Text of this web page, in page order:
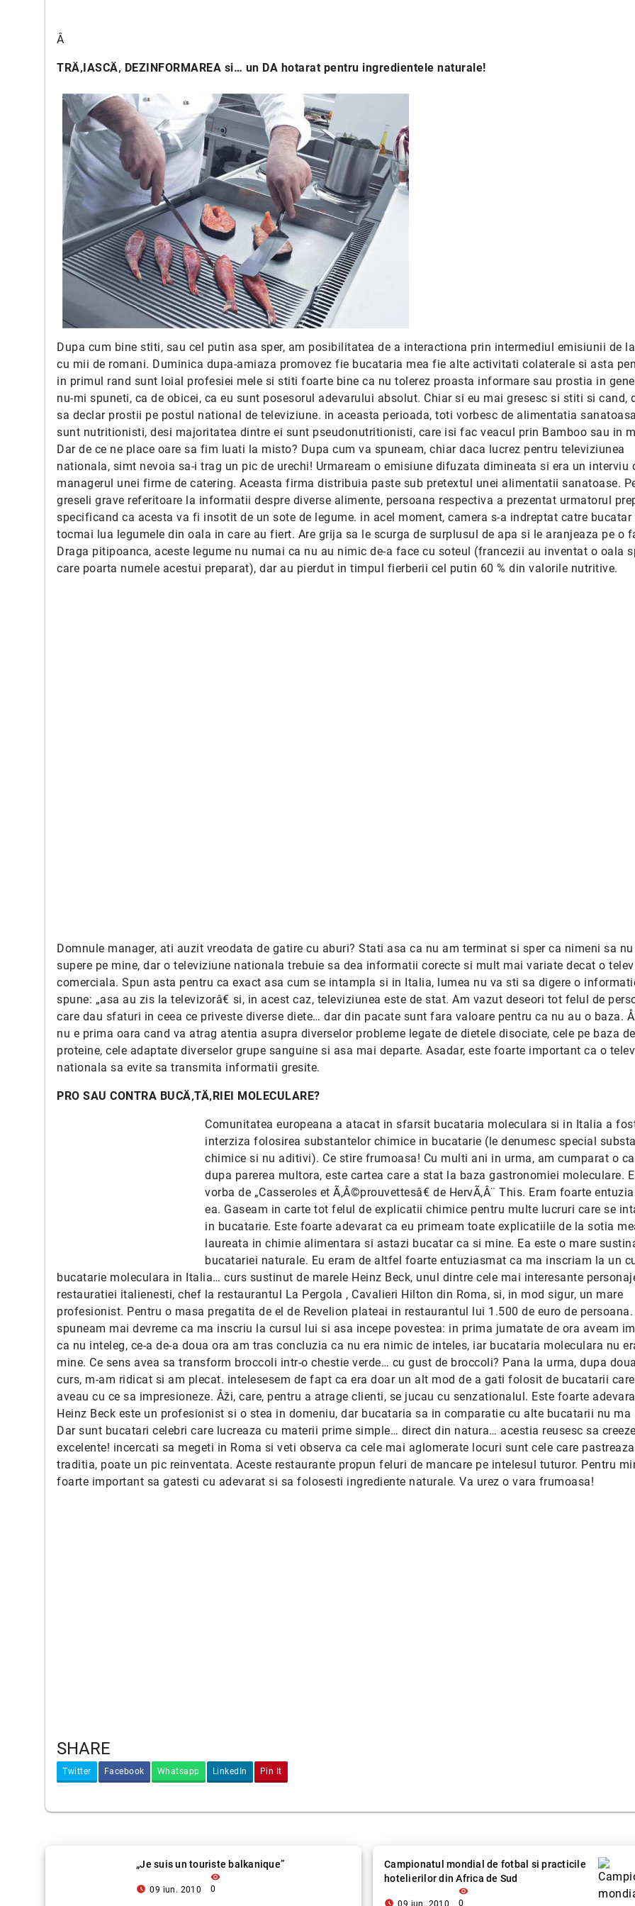
Â
TRÄ‚IASCÄ‚ DEZINFORMAREA si… un DA hotarat pentru ingredientele naturale!
Dupa cum bine stiti, sau cel putin asa sper, am posibilitatea de a interactiona prin intermediul emisiunii de
cu mii de romani. Duminica dupa-amiaza promovez fie bucataria mea fie alte activitati colaterale si asta
in primul rand sunt loial profesiei mele si stiti foarte bine ca nu tolerez proasta informare sau prostia in
nu-mi spuneti, ca de obicei, ca eu sunt posesorul adevarului absolut. Chiar si eu mai gresesc si stiti si cand,
sa declar prostii pe postul national de televiziune. in aceasta perioada, toti vorbesc de alimentatia
sunt nutritionisti, desi majoritatea dintre ei sunt pseudonutritionisti, care isi fac veacul prin Bamboo sau in
Dar de ce ne place oare sa fim luati la misto? Dupa cum va spuneam, chiar daca lucrez pentru televiziunea
nationala, simt nevoia sa-i trag un pic de urechi! Urmaream o emisiune difuzata dimineata si era un interviu
managerul unei firme de catering. Aceasta firma distribuia paste sub pretextul unei alimentatii sanatoase.
greseli grave referitoare la informatii despre diverse alimente, persoana respectiva a prezentat urmatorul
specificand ca acesta va fi insotit de un sote de legume. in acel moment, camera s-a indreptat catre bucatar
tocmai lua legumele din oala in care au fiert. Are grija sa le scurga de surplusul de apa si le aranjeaza pe o
Draga pitipoanca, aceste legume nu numai ca nu au nimic de-a face cu soteul (francezii au inventat o oala
care poarta numele acestui preparat), dar au pierdut in timpul fierberii cel putin 60 % din valorile nutritive.
Domnule manager, ati auzit vreodata de gatire cu aburi? Stati asa ca nu am terminat si sper ca nimeni sa nu
supere pe mine, dar o televiziune nationala trebuie sa dea informatii corecte si mult mai variate decat o
comerciala. Spun asta pentru ca exact asa cum se intampla si in Italia, lumea nu va sti sa digere o
spune: „asa au zis la televizorâ€ si, in acest caz, televiziunea este de stat. Am vazut deseori tot felul de
care dau sfaturi in ceea ce priveste diverse diete… dar din pacate sunt fara valoare pentru ca nu au o baza.
nu e prima oara cand va atrag atentia asupra diverselor probleme legate de dietele disociate, cele pe baza de
proteine, cele adaptate diverselor grupe sanguine si asa mai departe. Asadar, este foarte important ca o
nationala sa evite sa transmita informatii gresite.
PRO SAU CONTRA BUCÄ‚TÄ‚RIEI MOLECULARE?
Comunitatea europeana a atacat in sfarsit bucataria moleculara si in Italia a
interziza folosirea substantelor chimice in bucatarie (le denumesc special
chimice si nu aditivi). Ce stire frumoasa! Cu multi ani in urma, am cumparat o
dupa parerea multora, este cartea care a stat la baza gastronomiei moleculare.
vorba de „Casseroles et Ã‚Â©prouvettesâ€ de HervÃ‚Â¨ This. Eram foarte
ea. Gaseam in carte tot felul de explicatii chimice pentru multe lucruri care se
in bucatarie. Este foarte adevarat ca eu primeam toate explicatiile de la sotia
laureata in chimie alimentara si astazi bucatar ca si mine. Ea este o mare
bucatariei naturale. Eu eram de altfel foarte entuziasmat ca ma inscriam la un
bucatarie moleculara in Italia… curs sustinut de marele Heinz Beck, unul dintre cele mai interesante
restauratiei italienesti, chef la restaurantul La Pergola , Cavalieri Hilton din Roma, si, in mod sigur, un mare
profesionist. Pentru o masa pregatita de el de Revelion plateai in restaurantul lui 1.500 de euro de
spuneam mai devreme ca ma inscriu la cursul lui si asa incepe povestea: in prima jumatate de ora aveam
ca nu inteleg, ce-a de-a doua ora am tras concluzia ca nu era nimic de inteles, iar bucataria moleculara nu
mine. Ce sens avea sa transform broccoli intr-o chestie verde… cu gust de broccoli? Pana la urma, dupa
curs, m-am ridicat si am plecat. intelesesem de fapt ca era doar un alt mod de a gati folosit de bucatarii
aveau cu ce sa impresioneze. Åži, care, pentru a atrage clienti, se jucau cu senzationalul. Este foarte
Heinz Beck este un profesionist si o stea in domeniu, dar bucataria sa in comparatie cu alte bucatarii nu ma
Dar sunt bucatari celebri care lucreaza cu materii prime simple… direct din natura… acestia reusesc sa
excelente! incercati sa megeti in Roma si veti observa ca cele mai aglomerate locuri sunt cele care pastreaza
traditia, poate un pic reinventata. Aceste restaurante propun feluri de mancare pe intelesul tuturor. Pentru
foarte important sa gatesti cu adevarat si sa folosesti ingrediente naturale. Va urez o vara frumoasa!
SHARE
Twitter Facebook Whatsapp LinkedIn Pin It
„Je suis un touriste balkanique”
access_time_filled 09 iun. 2010
visibility
0
Campionatul mondial de fotbal si practicile
hotelierilor din Africa de Sud
access_time_filled
visibility
0